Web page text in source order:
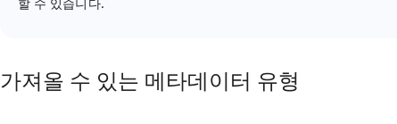
할 수 있습니다.
가져올 수 있는 메타데이터 유형